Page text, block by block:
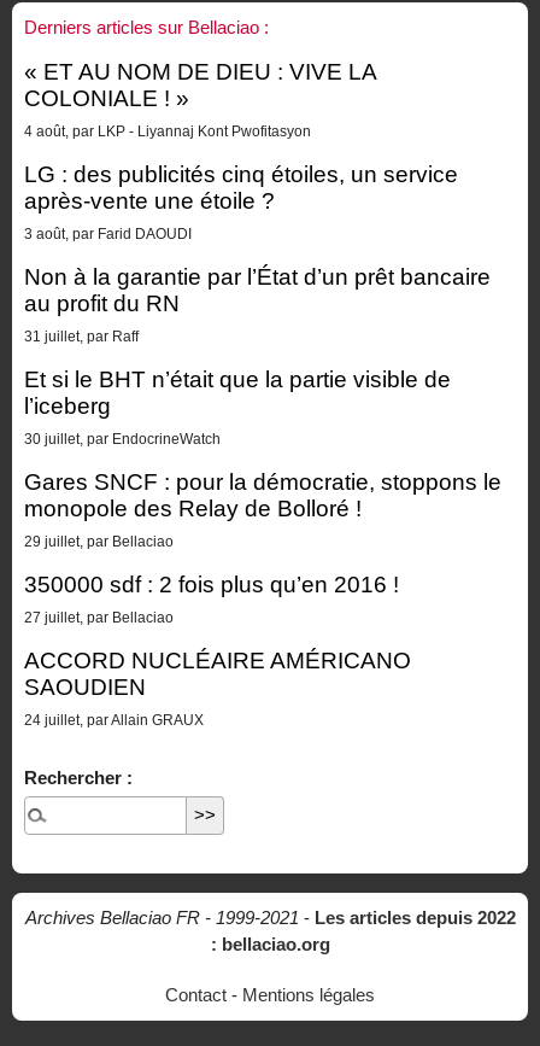
Derniers articles sur Bellaciao :
« ET AU NOM DE DIEU : VIVE LA
COLONIALE ! »
4 août, par LKP - Liyannaj Kont Pwofitasyon
LG : des publicités cinq étoiles, un service
après-vente une étoile ?
3 août, par Farid DAOUDI
Non à la garantie par l’État d’un prêt bancaire
au profit du RN
31 juillet, par Raff
Et si le BHT n’était que la partie visible de
l’iceberg
30 juillet, par EndocrineWatch
Gares SNCF : pour la démocratie, stoppons le
monopole des Relay de Bolloré !
29 juillet, par Bellaciao
350000 sdf : 2 fois plus qu’en 2016 !
27 juillet, par Bellaciao
ACCORD NUCLÉAIRE AMÉRICANO
SAOUDIEN
24 juillet, par Allain GRAUX
Rechercher :
Archives Bellaciao FR - 1999-2021 - Les articles depuis 2022
: bellaciao.org
Contact - Mentions légales